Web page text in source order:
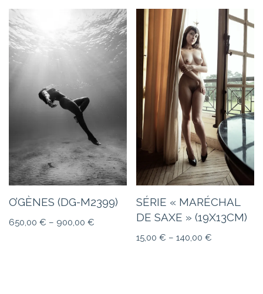
O’GÈNES (DG-M2399)
650,00 € – 900,00 €
SÉRIE « MARÉCHAL
DE SAXE » (19X13CM)
15,00€ – 140,00€